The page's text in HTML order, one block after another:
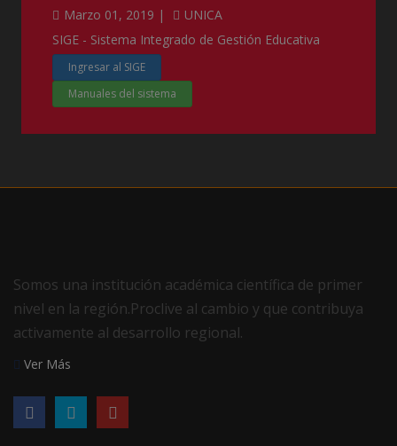
Marzo 01, 2019 |
UNICA
SIGE - Sistema Integrado de Gestión Educativa
Ingresar al SIGE
Manuales del sistema
Somos una institución académica científica de primer
nivel en la región.Proclive al cambio y que contribuya
activamente al desarrollo regional.
Ver Más